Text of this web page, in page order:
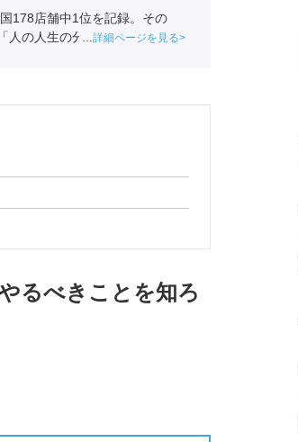
178店舗中1位を記録。その
人の人生の分岐点によりかかわ
詳細ページを見る
るべきことを知ろ